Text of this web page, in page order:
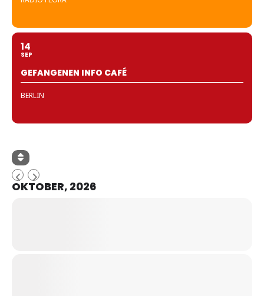
14
SEP
GEFANGENEN INFO CAFÉ
BERLIN
OKTOBER, 2026